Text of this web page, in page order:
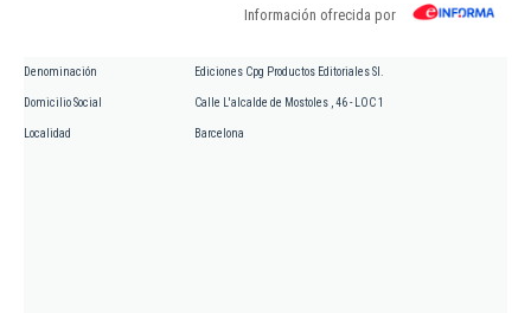
Información ofrecida por
Denominación Ediciones Cpg Productos Editoriales Sl.
Domicilio Social Calle L'alcalde de Mostoles , 46 - LOC 1
Localidad Barcelona